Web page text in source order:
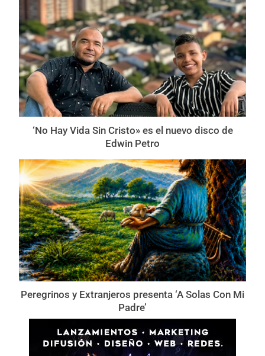
‘No Hay Vida Sin Cristo» es el nuevo disco de
Edwin Petro
Peregrinos y Extranjeros presenta ‘A Solas Con Mi
Padre’